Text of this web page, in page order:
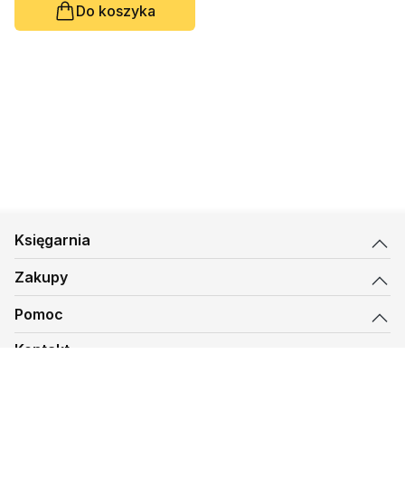
Do koszyka
Księgarnia
Zakupy
Pomoc
Kontakt